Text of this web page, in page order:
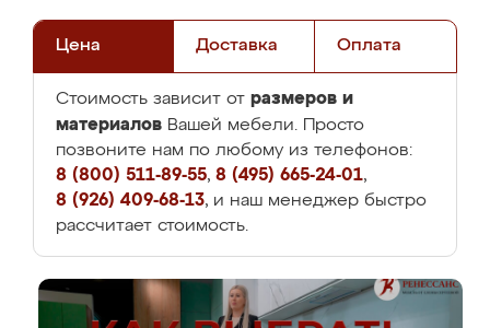
Цена Доставка Оплата
Стоимость зависит от размеров и
материалов Вашей мебели. Просто
позвоните нам по любому из телефонов:
8 (800) 511-89-55, 8 (495) 665-24-01,
8 (926) 409-68-13, и наш менеджер быстро
рассчитает стоимость.